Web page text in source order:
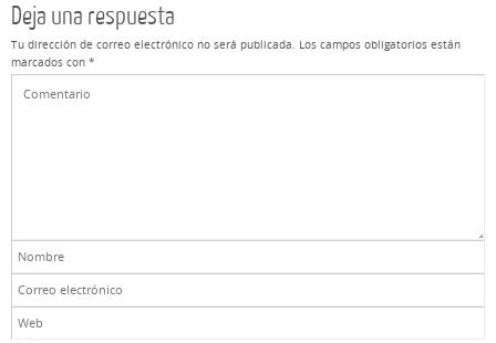
Deja una respuesta
Tu dirección de correo electrónico no será publicada. Los campos obligatorios están
marcados con *